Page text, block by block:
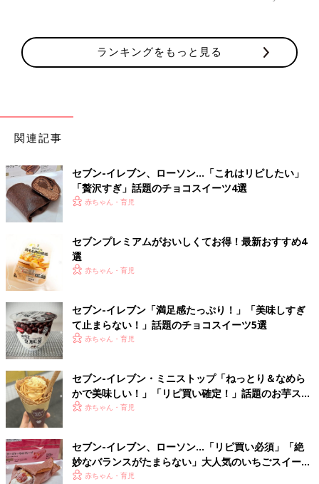
ランキングをもっと見る
関連記事
セブン-イレブン、ローソン…「これはリピしたい」
「贅沢すぎ」話題のチョコスイーツ4選
赤ちゃん・育児
セブンプレミアムがおいしくてお得！最新おすすめ4
選
赤ちゃん・育児
セブン-イレブン「満足感たっぷり！」「美味しすぎ
て止まらない！」話題のチョコスイーツ5選
赤ちゃん・育児
セブン-イレブン・ミニストップ「ねっとり＆なめら
かで美味しい！」「リピ買い確定！」話題のお芋スイ
ーツ4選
赤ちゃん・育児
セブン-イレブン、ローソン…「リピ買い必須」「絶
妙なバランスがたまらない」大人気のいちごスイーツ
4選赤ちゃん・育児